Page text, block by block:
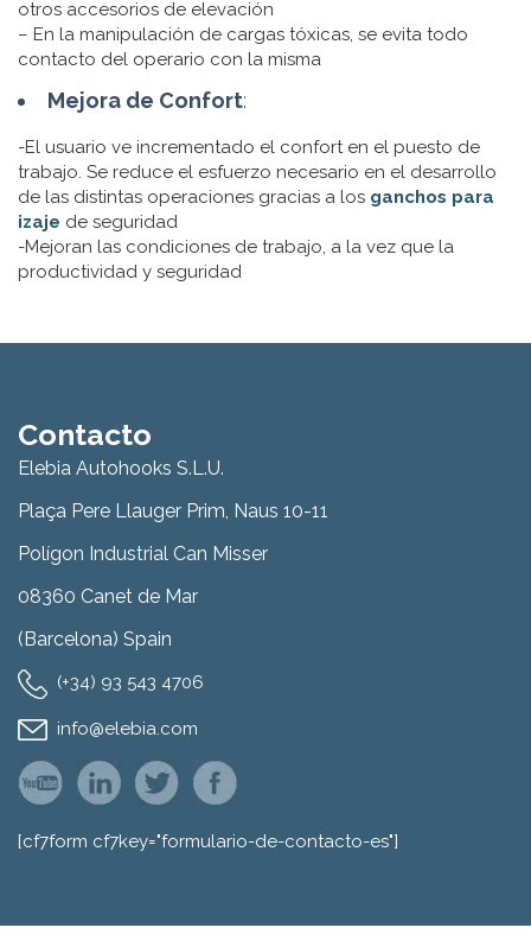
otros accesorios de elevación
– En la manipulación de cargas tóxicas, se evita todo
contacto del operario con la misma
Mejora de Confort:
-El usuario ve incrementado el confort en el puesto de
trabajo. Se reduce el esfuerzo necesario en el desarrollo
de las distintas operaciones gracias a los ganchos para
izaje de seguridad
-Mejoran las condiciones de trabajo, a la vez que la
productividad y seguridad
Contacto
Elebia Autohooks S.L.U.
Plaça Pere Llauger Prim, Naus 10-11
Polígon Industrial Can Misser
08360 Canet de Mar
(Barcelona) Spain
(+34) 93 543 4706
info@elebia.com
[cf7form cf7key="formulario-de-contacto-es"]